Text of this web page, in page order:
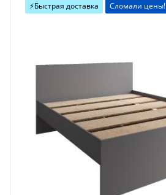
⚡️Быстрая доставка Сломали цены!